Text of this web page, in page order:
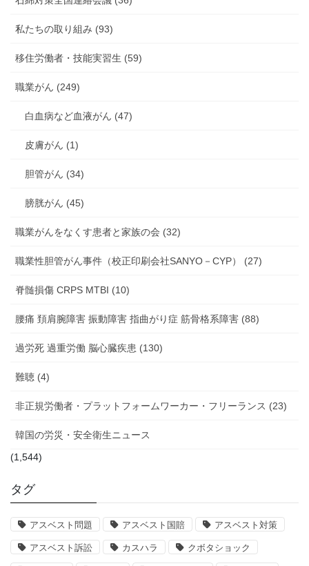
私たちの取り組み (93)
移住労働者・技能実習生 (59)
職業がん (249)
白血病など血液がん (47)
皮膚がん (1)
胆管がん (34)
膀胱がん (45)
職業がんをなくす患者と家族の会 (32)
職業性胆管がん事件（校正印刷会社SANYO－CYP） (27)
脊髄損傷 CRPS MTBI (10)
腰痛 頚肩腕障害 振動障害 指曲がり症 筋骨格系障害 (88)
過労死 過重労働 脳心臓疾患 (130)
難聴 (4)
非正規労働者・プラットフォームワーカー・フリーランス (23)
韓国の労災・安全衛生ニュース
(1,544)
タグ
アスベスト問題 アスベスト国賠 アスベスト対策
アスベスト訴訟 カスハラ クボタショック